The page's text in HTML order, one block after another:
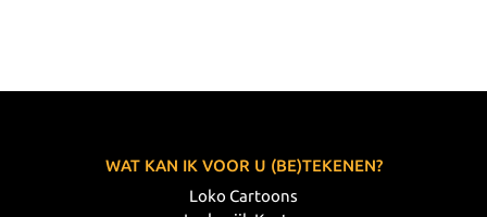
WAT KAN IK VOOR U (BE)TEKENEN?
Loko Cartoons